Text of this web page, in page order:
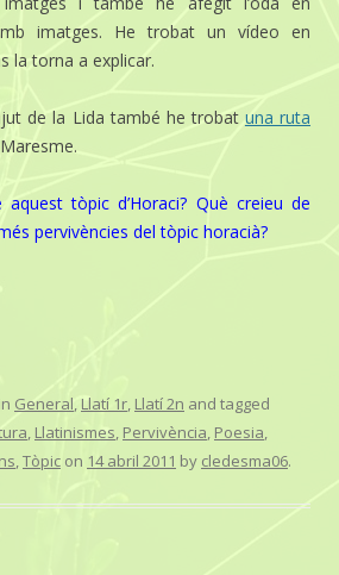
imatges. He trobat un vídeo en
la torna a explicar.
de la Lida també he trobat una ruta
tòpic d’Horaci? Què creieu de
pervivències del tòpic horacià?
General,Llatí 1r, Llatí 2n and tagged
, Llatinismes, Pervivència, Poesia,
,Tòpic on 14 abril 2011 by cledesma06.